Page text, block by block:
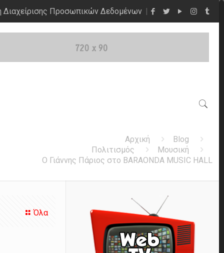
Διαχείρισης Προσωπικών Δεδομένων
Αρχική
Blog
Πολιτισμός
Μουσική
O Γιάννης Πάριος στο BARAONDA MUSIC HALL
Όλα